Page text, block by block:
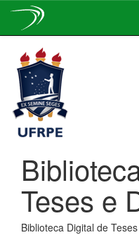
navigation
Teses e
Biblioteca Digital de